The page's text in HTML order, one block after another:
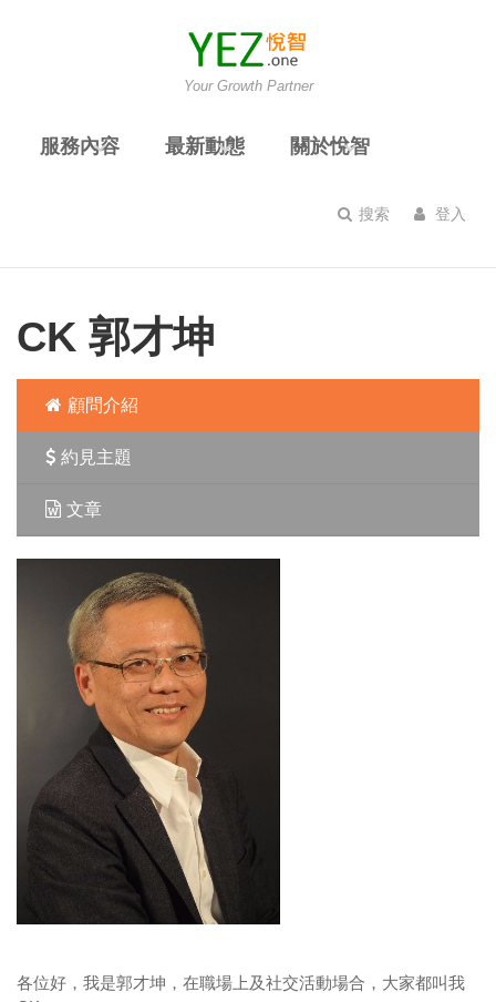
Your Growth Partner
服務內容 最新動態 關於悅智
搜索 登入
CK 郭才坤
顧問介紹
約見主題
文章
各位好，我是郭才坤，在職場上及社交活動場合，大家都叫我